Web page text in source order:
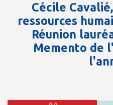
Cécile
ressources
Réunion
Memento de